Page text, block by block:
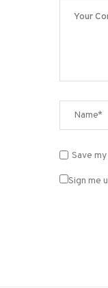
Save
Sign